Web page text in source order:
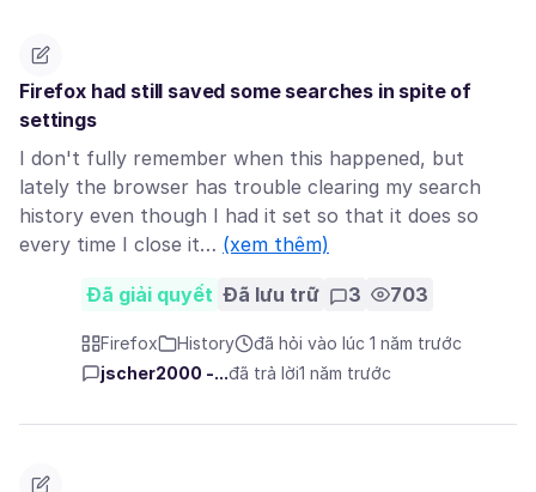
Firefox had still saved some searches in spite of
settings
I don't fully remember when this happened, but
lately the browser has trouble clearing my search
history even though I had it set so that it does so
every time I close it… (xem thêm)
Đã giải quyết Đã lưu trữ 3 703
Firefox History
đã hỏi vào lúc 1 năm trước
jscher2000 -...đã trả lời1 năm trước